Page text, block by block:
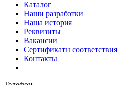
Каталог
Наши разработки
Наша история
Реквизиты
Вакансии
Сертификаты соответствия
Контакты